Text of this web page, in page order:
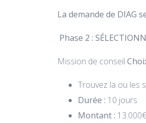
La demande de DIAG
Phase 2 :
Mission de conseil
Trouvez la ou les
Durée : 10 jours
Montant :